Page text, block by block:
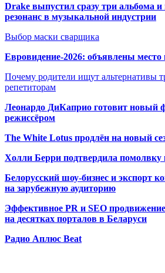
Drake выпустил сразу три альбома
резонанс в музыкальной индустрии
Выбор маски сварщика
Евровидение-2026: объявлены место
Почему родители ищут альтернативы
репетиторам
Леонардо ДиКаприо готовит новый
режиссёром
The White Lotus продлён на новый
Холли Берри подтвердила помолвку
Белорусский шоу-бизнес и экспорт
на зарубежную аудиторию
Эффективное PR и SEO
на десятках порталов в Беларуси
Радио Аплюс Beat